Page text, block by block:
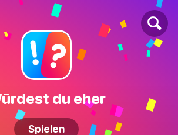
du eher
Spielen